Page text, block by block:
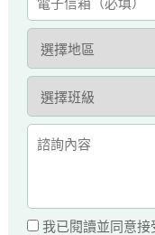
我已閱讀並同意接